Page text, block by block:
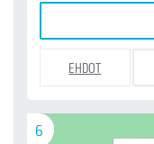
EHDOT
6